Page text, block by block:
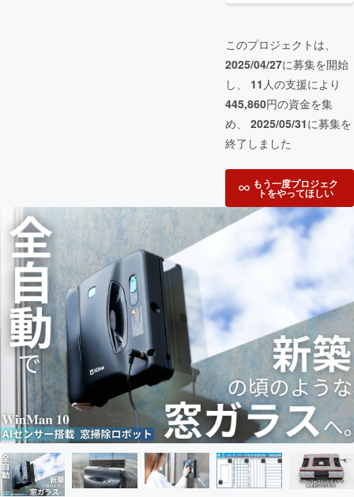
このプロジェクトは、
2025/04/27に募集を開始
し、 11 人の支援により
445,860円の資金を集
め、 2025/05/31に募集を
終了しました
もう一度プロジェク
トをやってほしい